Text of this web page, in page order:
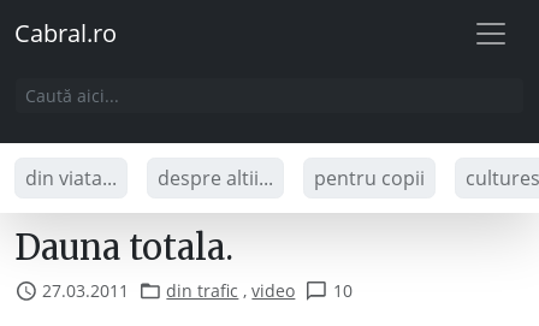
Cabral.ro
din viata... despre altii... pentru copii
Dauna totala.
27.03.2011 din trafic ,video 10